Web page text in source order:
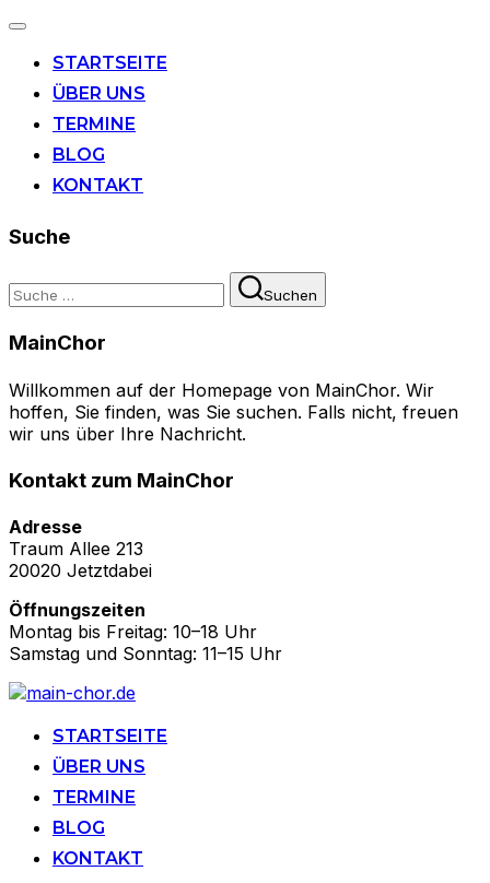
Navigation
STARTSEITE
ÜBER UNS
TERMINE
BLOG
KONTAKT
Suche
Suchen
nach:
Suchen
MainChor
Willkommen auf der Homepage von MainChor. Wir
hoffen, Sie finden, was Sie suchen. Falls nicht, freuen
wir uns über Ihre Nachricht.
Kontakt zum MainChor
Adresse
Traum Allee 213
20020 Jetztdabei
Öffnungszeiten
Montag bis Freitag: 10–18 Uhr
Samstag und Sonntag: 11–15 Uhr
Zu
springenSTARTSEITE
ÜBER UNS
TERMINE
BLOG
KONTAKT